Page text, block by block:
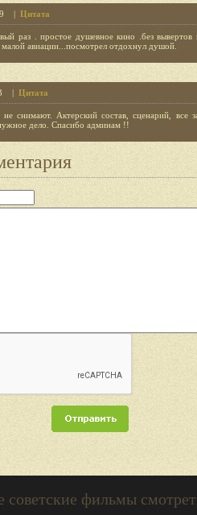
| Цитата
раз . простое душевное кино .без
авиации...посмотрел отдохнул душой.
| Цитата
снимают. Актерский состав, сценарий, все
дело. Спасибо админам !!
фильмы